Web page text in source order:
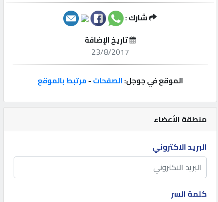
بنا
المنتدى
كيو
منطقة الأعضاء
البريد الاكتروني
كلمة السر
شارك :
تاريخ الإضافة
23/8/2017
الموقع في جوجل:الصفحات-مرتبط بالموقع